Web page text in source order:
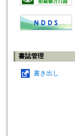
書誌管理
書き出し